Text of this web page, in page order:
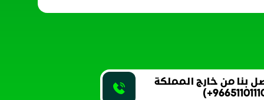
بنا من خارج المملكة